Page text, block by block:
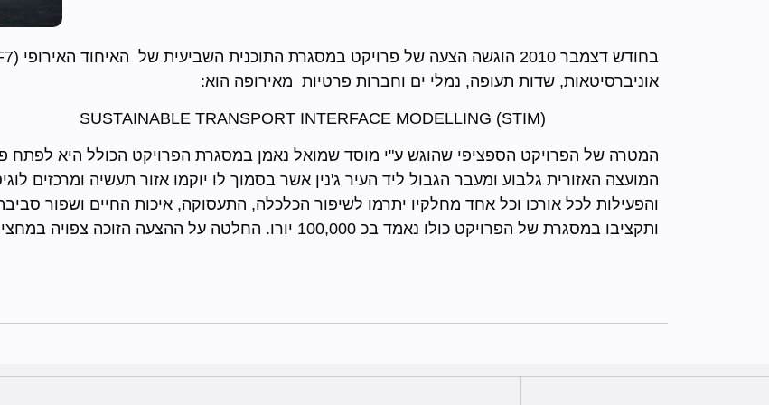
אוניברסיטאות, שדות תעופה, נמלי ים וחברות פרטיות מאירופה הוא:
המטרה של הפרויקט הספציפי שהוגש ע"י מוסד שמואל נאמן במסגרת הפרויקט הכולל היא לפתח
המועצה האזורית גלבוע ומעבר הגבול ליד העיר ג'נין אשר בסמוך לו יוקמו אזור תעשיה ומרכזים
והפעילות לכל אורכו וכל אחד מחלקיו יתרמו לשיפור הכלכלה, התעסוקה, איכות החיים ושפור
ותקציבו במסגרת של הפרויקט כולו נאמד בכ 100,000 יורו. החלטה על ההצעה הזוכה צפויה במחצית שנת 2011.